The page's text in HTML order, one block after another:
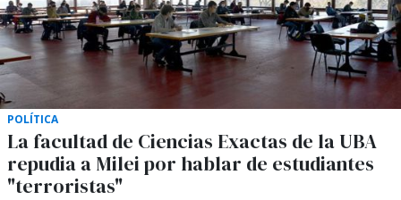
POLÍTICA
La facultad de Ciencias Exactas de la UBA
repudia a Milei por hablar de estudiantes
"terroristas"